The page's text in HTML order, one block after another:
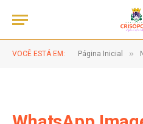
VOCÊ ESTÁ EM: Página Inicial »